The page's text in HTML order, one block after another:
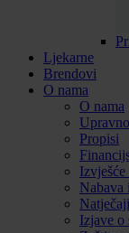
Ljekarne
Brendovi
O nama
O nama
Propisi
Nabava
Izjave o